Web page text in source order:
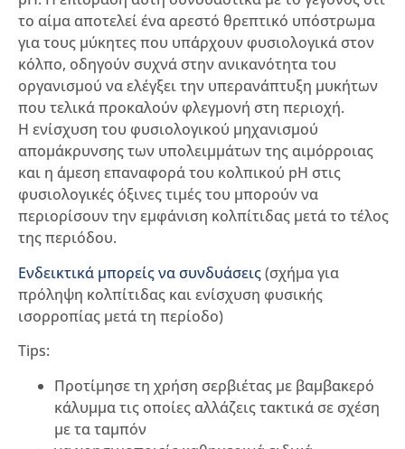
το αίμα αποτελεί ένα αρεστό θρεπτικό υπόστρωμα
για τους μύκητες που υπάρχουν φυσιολογικά στον
κόλπο, οδηγούν συχνά στην ανικανότητα του
οργανισμού να ελέγξει την υπερανάπτυξη μυκήτων
που τελικά προκαλούν φλεγμονή στη περιοχή.
Η ενίσχυση του φυσιολογικού μηχανισμού
απομάκρυνσης των υπολειμμάτων της αιμόρροιας
και η άμεση επαναφορά του κολπικού pH στις
φυσιολογικές όξινες τιμές του μπορούν να
περιορίσουν την εμφάνιση κολπίτιδας μετά το τέλος
της περιόδου.
Ενδεικτικά μπορείς να συνδυάσεις(σχήμα για
πρόληψη κολπίτιδας και ενίσχυση φυσικής
ισορροπίας μετά τη περίοδο)
Tips:
Προτίμησε τη χρήση σερβιέτας με βαμβακερό
κάλυμμα τις οποίες αλλάζεις τακτικά σε σχέση
με τα ταμπόν